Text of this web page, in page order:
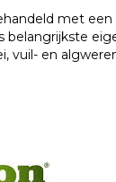
met een
vuil- en